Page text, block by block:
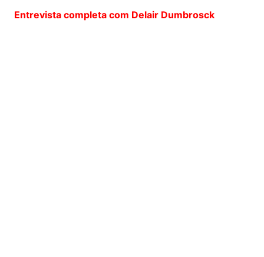
Entrevista completa com Delair Dumbrosck